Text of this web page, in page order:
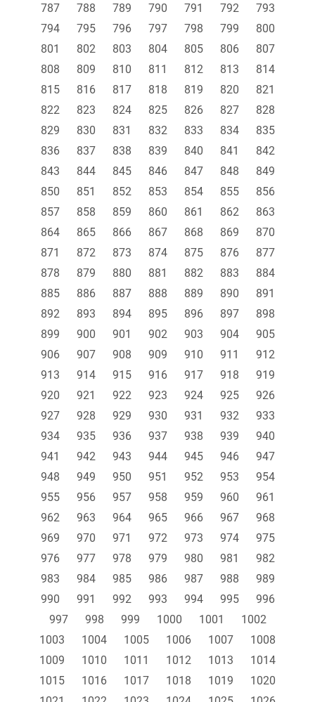
787
788 789 790 791 792
793
794
795 796 797 798 799
800
801
802 803 804 805 806
807
808
809 810 811 812 813
814
815
816 817 818 819 820
821
822
823 824 825 826 827
828
829
830 831 832 833 834
835
836
837 838 839 840 841
842
843
844 845 846 847 848
849
850
851 852 853 854 855
856
857
858 859 860 861 862
863
864
865 866 867 868 869
870
871
872 873 874 875 876
877
878
879 880 881 882 883
884
885
886 887 888 889 890
891
892
893 894 895 896 897
898
899
900 901 902 903 904
905
906
907 908 909 910 911
912
913
914 915 916 917 918
919
920
921 922 923 924 925
926
927
928 929 930 931 932
933
934
935 936 937 938 939
940
941
942 943 944 945 946
947
948
949 950 951 952 953
954
955
956 957 958 959 960
961
962
963 964 965 966 967
968
969
970 971 972 973 974
975
976
977 978 979 980 981
982
983
984 985 986 987 988
989
990
991 992 993 994 995
996
997
998 999 1000 1001
1002
1003
1004 1005 1006 1007
1008
1009
1010 1011 1012 1013
1014
1015
1016 1017 1018 1019
1020